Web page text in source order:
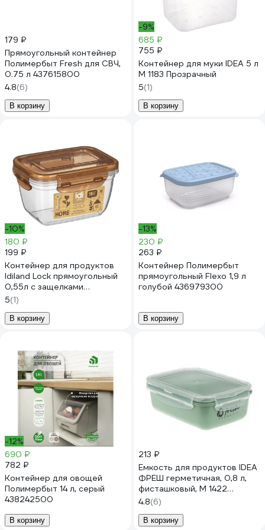
179 ₽
Прямоугольный контейнер
Полимербыт Fresh для СВЧ,
0.75 л 437615800
4.8(6)
В корзину
-9%
685 ₽
755 ₽
Контейнер для муки IDEA 5 л
М 1183 Прозрачный
5(1)
В корзину
-10%
180 ₽
199 ₽
Контейнер для продуктов
Idiland Lock прямоугольный
0,55л с защелками
(коричневый транспарент)
231113140/00
5(1)
В корзину
-13%
230 ₽
263 ₽
Контейнер Полимербыт
прямоугольный Flexo 1,9 л
голубой 436979300
В корзину
-12%
690 ₽
782 ₽
Контейнер для овощей
Полимербыт 14 л, серый
438242500
В корзину
213 ₽
Емкость для продуктов IDEA
ФРЕШ герметичная, 0,8 л,
фисташковый, М 1422
Фисташковый
4.8(6)
В корзину